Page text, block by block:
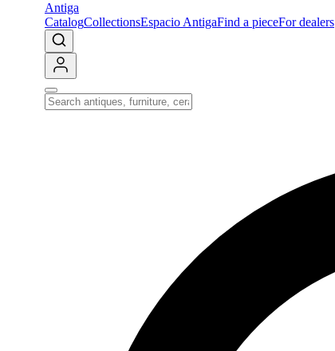
Antiga
CatalogCollectionsEspacio AntigaFind a pieceFor dealers